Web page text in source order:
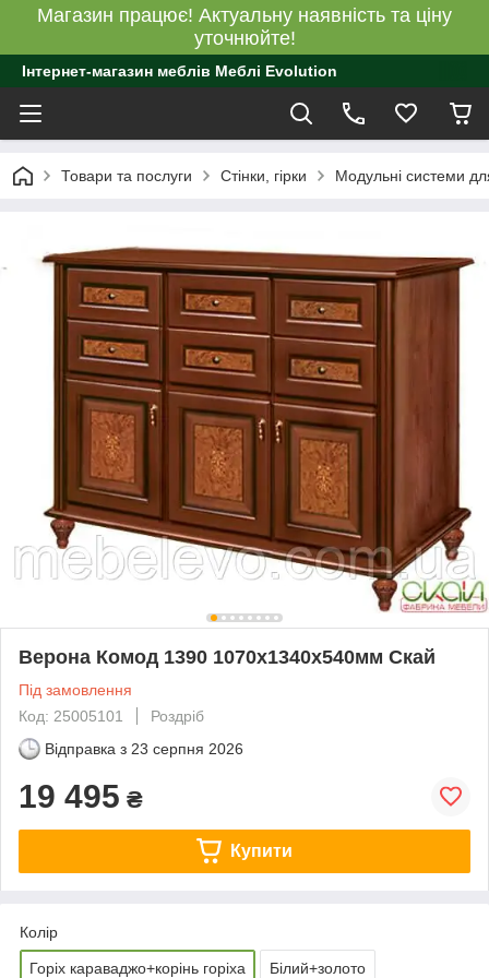
Магазин працює! Актуальну наявність та ціну
уточнюйте!
Інтернет-магазин меблів Меблі Evolution
Товари та послуги Стінки, гірки Модульні системи
Верона Комод 1390 1070х1340х540мм Скай
Під замовлення
Код: 25005101
Роздріб
Відправка з 23 серпня 2026
19 495 ₴
Купити
Колір
Горіх караваджо+корінь горіха Білий+золото